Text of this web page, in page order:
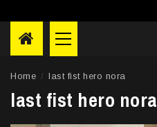
Primary
Menu
Home last fist hero nora
last fist hero nora